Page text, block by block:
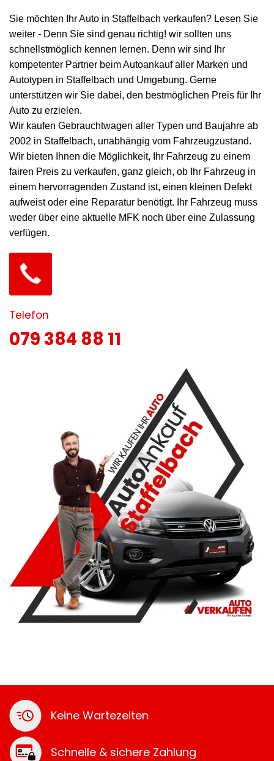
Sie möchten Ihr Auto in Staffelbach verkaufen? Lesen Sie
weiter - Denn Sie sind genau richtig! wir sollten uns
schnellstmöglich kennen lernen. Denn wir sind Ihr
kompetenter Partner beim Autoankauf aller Marken und
Autotypen in Staffelbach und Umgebung. Gerne
unterstützen wir Sie dabei, den bestmöglichen Preis für Ihr
Auto zu erzielen.
Wir kaufen Gebrauchtwagen aller Typen und Baujahre ab
2002 in Staffelbach, unabhängig vom Fahrzeugzustand.
Wir bieten Ihnen die Möglichkeit, Ihr Fahrzeug zu einem
fairen Preis zu verkaufen, ganz gleich, ob Ihr Fahrzeug in
einem hervorragenden Zustand ist, einen kleinen Defekt
aufweist oder eine Reparatur benötigt. Ihr Fahrzeug muss
weder über eine aktuelle MFK noch über eine Zulassung
verfügen.
Telefon
079 384 88 11
Keine Wartezeiten
Schnelle & sichere Zahlung